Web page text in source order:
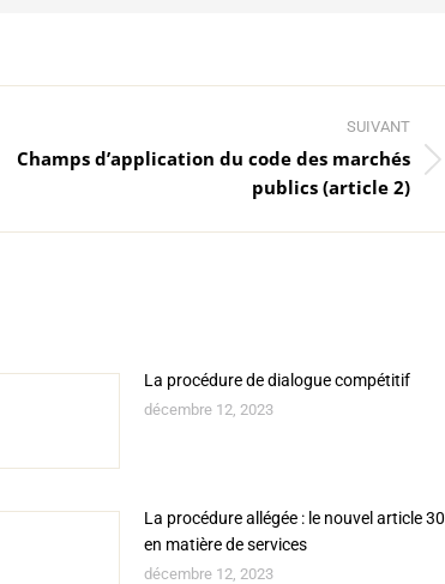
SUIVANT
Article
Champs d’application du code des marchés
publics (article 2)
La procédure de dialogue compétitif
décembre 12, 2023
La procédure allégée : le nouvel article 30
en matière de services
décembre 12, 2023